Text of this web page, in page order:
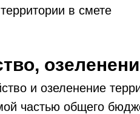
в смете
и озеленение
частью общего